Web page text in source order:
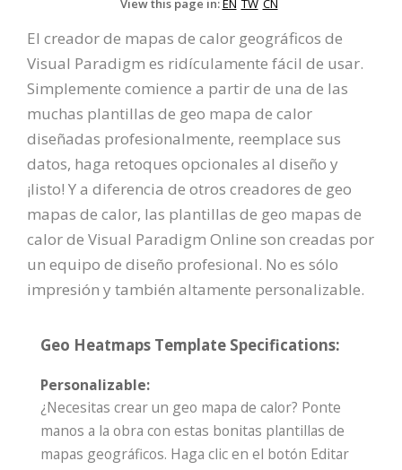
View this page in:EN TW CN
El creador de mapas de calor geográficos de
Visual Paradigm es ridículamente fácil de usar.
Simplemente comience a partir de una de las
muchas plantillas de geo mapa de calor
diseñadas profesionalmente, reemplace sus
datos, haga retoques opcionales al diseño y
¡listo! Y a diferencia de otros creadores de geo
mapas de calor, las plantillas de geo mapas de
calor de Visual Paradigm Online son creadas por
un equipo de diseño profesional. No es sólo
impresión y también altamente personalizable.
Geo Heatmaps Template Specifications:
Personalizable:
¿Necesitas crear un geo mapa de calor? Ponte
manos a la obra con estas bonitas plantillas de
mapas geográficos. Haga clic en el botón Editar